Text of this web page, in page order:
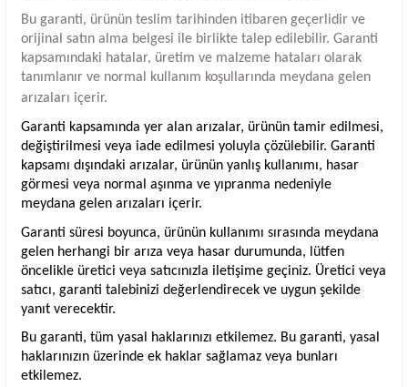
Bu garanti, ürünün teslim tarihinden itibaren geçerlidir ve
orijinal satın alma belgesi ile birlikte talep edilebilir. Garanti
kapsamındaki hatalar, üretim ve malzeme hataları olarak
tanımlanır ve normal kullanım koşullarında meydana gelen
arızaları içerir.
Garanti kapsamında yer alan arızalar, ürünün tamir edilmesi,
değiştirilmesi veya iade edilmesi yoluyla çözülebilir. Garanti
kapsamı dışındaki arızalar, ürünün yanlış kullanımı, hasar
görmesi veya normal aşınma ve yıpranma nedeniyle
meydana gelen arızaları içerir.
Garanti süresi boyunca, ürünün kullanımı sırasında meydana
gelen herhangi bir arıza veya hasar durumunda, lütfen
öncelikle üretici veya satıcınızla iletişime geçiniz. Üretici veya
satıcı, garanti talebinizi değerlendirecek ve uygun şekilde
yanıt verecektir.
Bu garanti, tüm yasal haklarınızı etkilemez. Bu garanti, yasal
haklarınızın üzerinde ek haklar sağlamaz veya bunları
etkilemez.